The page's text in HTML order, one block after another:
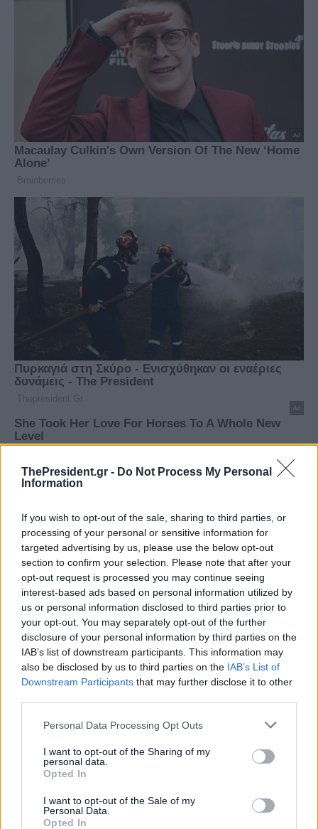
ThePresident.gr - Do Not Process My Personal
Information
If you wish to opt-out of the sale, sharing to third parties, or
processing of your personal or sensitive information for
targeted advertising by us, please use the below opt-out
section to confirm your selection. Please note that after your
opt-out request is processed you may continue seeing
interest-based ads based on personal information utilized by
us or personal information disclosed to third parties prior to
your opt-out. You may separately opt-out of the further
disclosure of your personal information by third parties on the
IAB’s list of downstream participants. This information may
also be disclosed by us to third parties on the IAB’s List of
Downstream Participants that may further disclose it to other
Personal Data Processing Opt Outs
I want to opt-out of the Sharing of my
personal data.
Opted In
I want to opt-out of the Sale of my
Personal Data.
Opted In